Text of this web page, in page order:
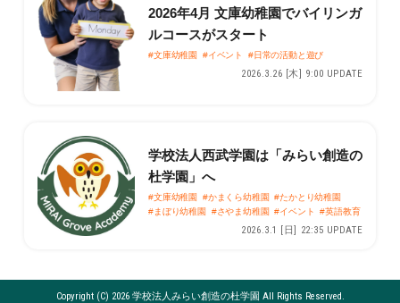
2026年4月 文庫幼稚園でバイリンガ
ルコースがスタート
#文庫幼稚園 #イベント #日常の活動と遊び
2026.3.26 [木] 9:00 UPDATE
学校法人西武学園は「みらい創造の
杜学園」へ
#文庫幼稚園 #かまくら幼稚園 #たかとり幼稚園
#まぼり幼稚園
#さやま幼稚園 #イベント #英語教育
2026.3.1 [日] 22:35 UPDATE
Copyright (C) 2026 学校法人みらい創造の杜学園 All Rights Reserved.